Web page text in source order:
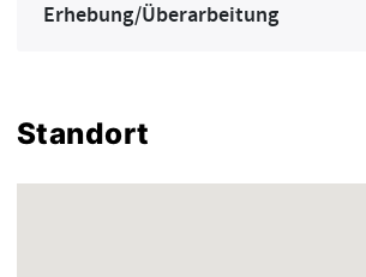
Erhebung/Überarbeitung
Standort